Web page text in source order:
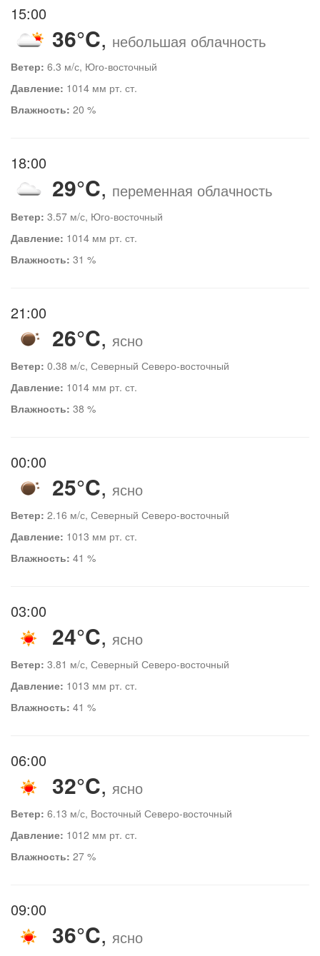
15:00
36°C, небольшая облачность
Ветер: 6.3 м/с, Юго-восточный
Давление: 1014 мм рт. ст.
Влажность: 20 %
18:00
29°C, переменная облачность
Ветер: 3.57 м/с, Юго-восточный
Давление: 1014 мм рт. ст.
Влажность: 31 %
21:00
26°C, ясно
Ветер: 0.38 м/с, Северный Северо-восточный
Давление: 1014 мм рт. ст.
Влажность: 38 %
00:00
25°C, ясно
Ветер: 2.16 м/с, Северный Северо-восточный
Давление: 1013 мм рт. ст.
Влажность: 41 %
03:00
24°C, ясно
Ветер: 3.81 м/с, Северный Северо-восточный
Давление: 1013 мм рт. ст.
Влажность: 41 %
06:00
32°C, ясно
Ветер: 6.13 м/с, Восточный Северо-восточный
Давление: 1012 мм рт. ст.
Влажность: 27 %
09:00
36°C, ясно